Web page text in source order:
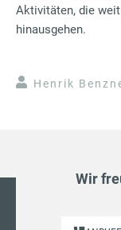
Aktivitäten, die
hinausgehen.
Henrik
Wir